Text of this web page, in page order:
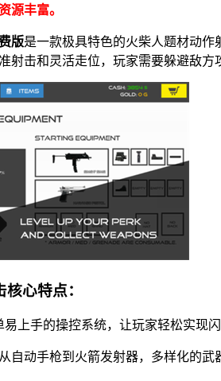
源丰富。
版是一款极具特色的火柴人题材动
射击和灵活走位，玩家需要躲避敌
心特点：
易上手的操控系统，让玩家轻松实现
自动手枪到火箭发射器，多样化的武